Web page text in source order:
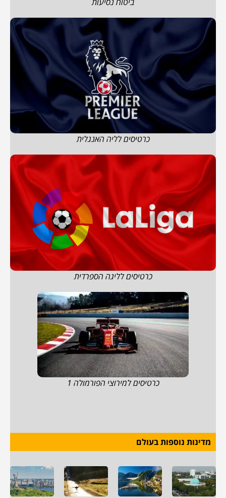
כרטיסים לליה האנגלית
כרטיסים לליגה הספרדית
כרטיסים למירוצי הפורמולה 1
מדינות נוספות בעולם